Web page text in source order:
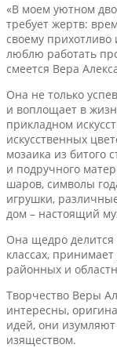
«В моем уютном
требует жертв:
своему прихотливо
люблю работать
смеется Вера
Она не только
и воплощает в
прикладном
искусственных
мозаика из битого
и подручного
шаров, символы
игрушки,
дом – настоящий
Она щедро
классах,
районных и
Творчество Веры
интересны,
идей, они
изяществом.